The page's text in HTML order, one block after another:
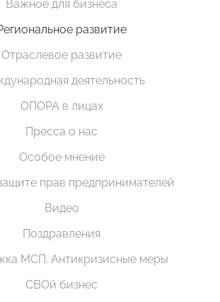
Важное для бизнеса
развитие
Отраслевое развитие
деятельность
ОПОРА в лицах
Пресса о нас
Особое мнение
прав предпринимателей
Видео
Поздравления
МСП. Антикризисные меры
СВОй бизнес